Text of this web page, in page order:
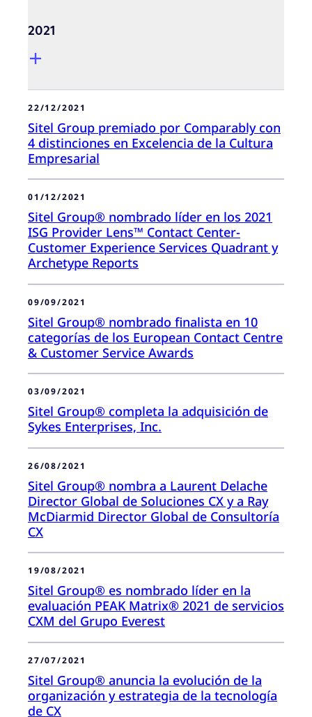
2021
22/12/2021
Sitel Group premiado por Comparably con
4 distinciones en Excelencia de la Cultura
Empresarial
01/12/2021
Sitel Group® nombrado líder en los 2021
ISG Provider Lens™ Contact Center-
Customer Experience Services Quadrant y
Archetype Reports
09/09/2021
Sitel Group® nombrado finalista en 10
categorías de los European Contact Centre
& Customer Service Awards
03/09/2021
Sitel Group® completa la adquisición de
Sykes Enterprises, Inc.
26/08/2021
Sitel Group® nombra a Laurent Delache
Director Global de Soluciones CX y a Ray
McDiarmid Director Global de Consultoría
CX
19/08/2021
Sitel Group® es nombrado líder en la
evaluación PEAK Matrix® 2021 de servicios
CXM del Grupo Everest
27/07/2021
Sitel Group® anuncia la evolución de la
organización y estrategia de la tecnología
de CX